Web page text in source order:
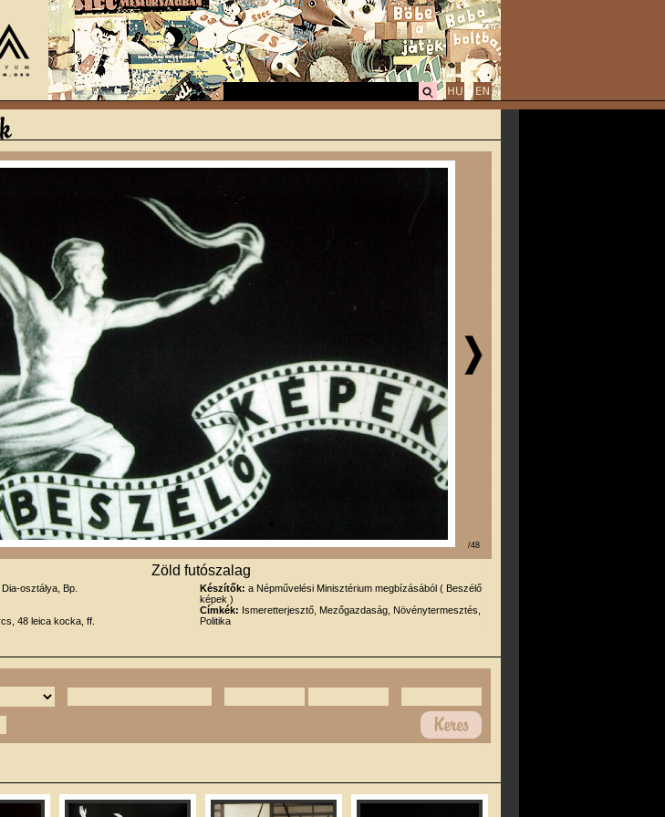
/48
Zöld futószalag
osztálya, Bp.
48 leica kocka, ff.
Készítők: a Népművelési Minisztérium megbízásából ( Beszélő
képek )
Címkék: Ismeretterjesztő, Mezőgazdaság, Növénytermesztés,
Politika